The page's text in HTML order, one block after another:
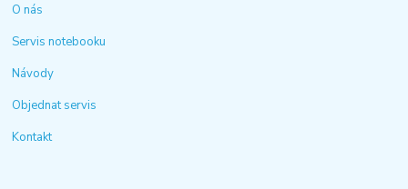
O nás
Servis notebooku
Návody
Objednat servis
Kontakt